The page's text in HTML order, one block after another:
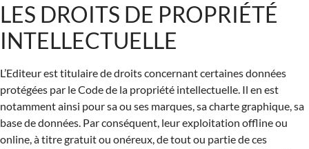
LES DROITS DE PROPRIÉTÉ
INTELLECTUELLE
L’Editeur est titulaire de droits concernant certaines données
protégées par le Code de la propriété intellectuelle. Il en est
notamment ainsi pour sa ou ses marques, sa charte graphique, sa
base de données. Par conséquent, leur exploitation offline ou
online, à titre gratuit ou onéreux, de tout ou partie de ces